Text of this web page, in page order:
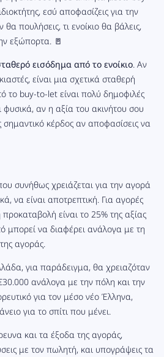
εσύ αποφασίζεις για την
πουλήσεις, τι ενοίκιο θα βάλεις,
εξώπορτα. 🚪
εισόδημα από το ενοίκιο. Αν
είναι μια σχετικά σταθερή
το buy-to-let είναι πολύ δημοφιλές
φυσικά, αν η αξία του ακινήτου σου
σημαντικό κέρδος αν αποφασίσεις να
συνήθως χρειάζεται για την αγορά
να είναι αποτρεπτική. Για αγορές
είναι το 25% της αξίας
μπορεί να διαφέρει ανάλογα με τη
αγοράς.
για παράδειγμα, θα χρειαζόταν
ανάλογα με την πόλη και την
για τον μέσο νέο Έλληνα,
για το σπίτι που μένει.
και τα έξοδα της αγοράς,
με τον πωλητή, και υπογράψεις τα